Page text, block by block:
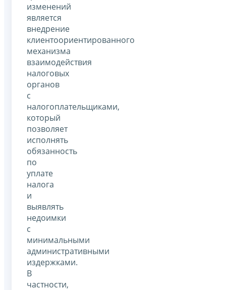
изменений
является
внедрение
клиентоориентированного
механизма
взаимодействия
налоговых
органов
с
налогоплательщиками,
который
позволяет
исполнять
обязанность
по
уплате
налога
и
выявлять
недоимки
с
минимальными
административными
издержками.
В
частности,